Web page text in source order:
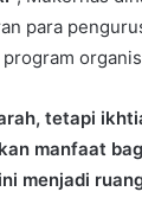
para
tetapi
manfaat
menjadi